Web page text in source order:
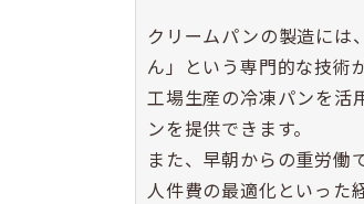
クリームパンの製造には
ん」という専門的な技術
工場生産の冷凍パンを活
ンを提供できます。
また、早朝からの重労働
人件費の最適化といった